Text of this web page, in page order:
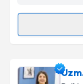
Psk.